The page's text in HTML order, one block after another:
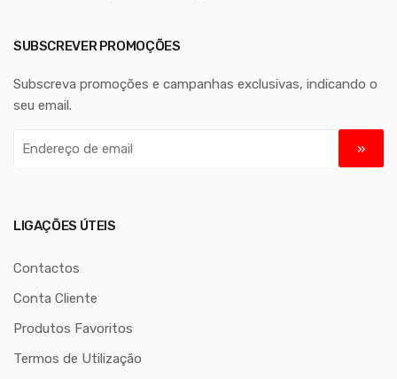
SUBSCREVER PROMOÇÕES
Subscreva promoções e campanhas exclusivas, indicando o
seu email.
r
ç
e
e
LIGAÇÕES ÚTEIS
Contactos
Conta Cliente
Produtos Favoritos
Termos de Utilização